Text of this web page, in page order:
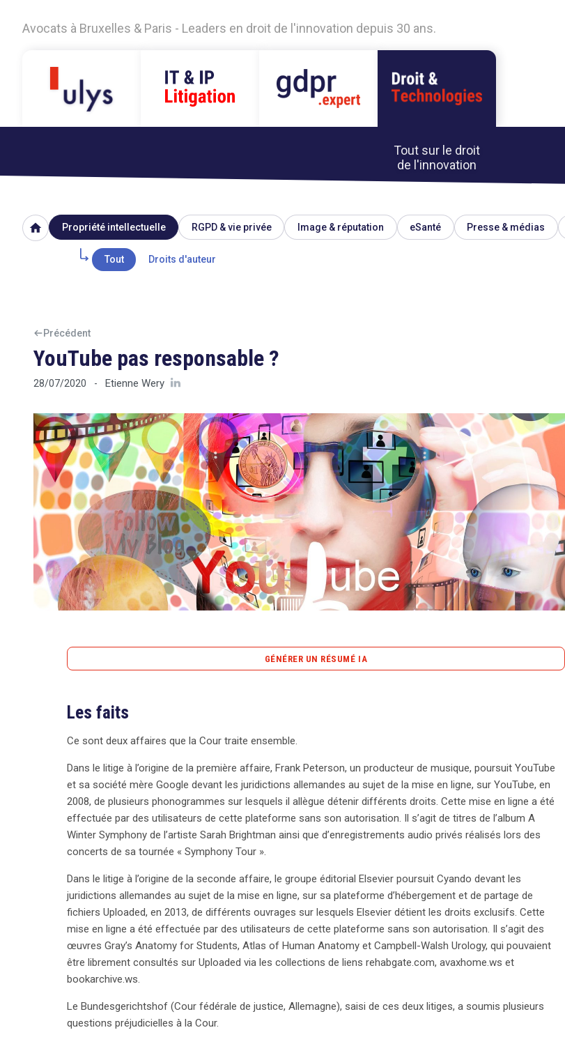
Avocats à Bruxelles & Paris - Leaders en droit de l'innovation depuis 30 ans.
Tout sur le droit
de l'innovation
home Propriété intellectuelle RGPD & vie privée Image & réputation eSanté Presse & médias
Tout Droits d'auteur
Précédent
YouTube pas responsable ?
28/07/2020 - Etienne Wery
GÉNÉRER UN RÉSUMÉ IA
Deux affaires contemporaines examinent la responsabilité des plateformes d’hébergement face à des
YouTube et Google pour la mise en ligne non autorisée de son œuvre par des utilisateurs en 2008.
sur sa plateforme Uploaded en 2013. La Cour fédérale de justice allemande a soumis des questions
préjudicielles à la Cour européenne pour éclaircir la situation. L’avocat général Henrik
Saugmandsgaard Øe a proposé que les exploitants comme YouTube et Cyando ne soient pas
directement responsables des violations des droits d’auteur lorsque des utilisateurs publient des
œuvres protégées sans autorisation. Il soutient que leur rôle est celui d’intermédiaires, sans sélection
des contenus, et que la responsabilité incombe principalement aux utilisateurs. Saugmandsgaard Øe
souligne l’importance de ne pas transformer ces plateformes en arbitres de la légalité, pour éviter un
retrait excessif de contenu. Il évoque également une exonération de responsabilité pour ces
plateformes, à condition qu’elles ne jouent pas un rôle actif dans la communication des œuvres. Les
titulaires de droits peuvent cependant demander des injonctions contre les exploitants si leurs droits
sont enfreints. Ces conclusions s’inscrivent dans un cadre légal qui pourrait évoluer avec la directive
2019/790 sur le droit d’auteur, renforçant les obligations des plateformes.
Les faits
Ce sont deux affaires que la Cour traite ensemble.
Dans le litige à l’origine de la première affaire, Frank Peterson, un producteur de musique, poursuit YouTube
et sa société mère Google devant les juridictions allemandes au sujet de la mise en ligne, sur YouTube, en
2008, de plusieurs phonogrammes sur lesquels il allègue détenir différents droits. Cette mise en ligne a été
effectuée par des utilisateurs de cette plateforme sans son autorisation. Il s’agit de titres de l’album A
Winter Symphony de l’artiste Sarah Brightman ainsi que d’enregistrements audio privés réalisés lors des
concerts de sa tournée « Symphony Tour ».
Dans le litige à l’origine de la seconde affaire, le groupe éditorial Elsevier poursuit Cyando devant les
juridictions allemandes au sujet de la mise en ligne, sur sa plateforme d’hébergement et de partage de
fichiers Uploaded, en 2013, de différents ouvrages sur lesquels Elsevier détient les droits exclusifs. Cette
mise en ligne a été effectuée par des utilisateurs de cette plateforme sans son autorisation. Il s’agit des
œuvres Gray’s Anatomy for Students, Atlas of Human Anatomy et Campbell-Walsh Urology, qui pouvaient
être librement consultés sur Uploaded via les collections de liens rehabgate.com, avaxhome.ws et
bookarchive.ws.
Le Bundesgerichtshof (Cour fédérale de justice, Allemagne), saisi de ces deux litiges, a soumis plusieurs
questions préjudicielles à la Cour.